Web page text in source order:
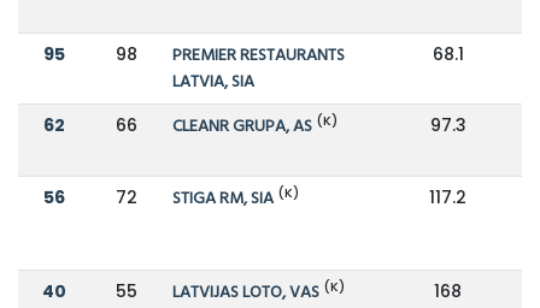
95 98
PREMIER RESTAURANTS
LATVIA, SIA
68.1
62 66 CLEANR GRUPA, AS (K) 97.3
56 72 STIGA RM, SIA (K) 117.2
40 55 LATVIJAS LOTO, VAS (K) 168